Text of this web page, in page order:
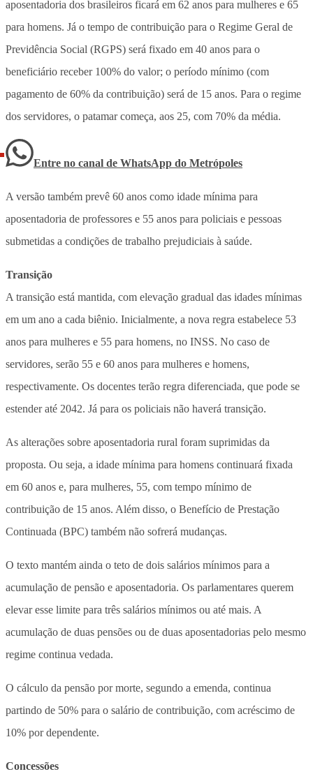
aposentadoria dos brasileiros ficará em 62 anos para mulheres e 65
para homens. Já o tempo de contribuição para o Regime Geral de
Previdência Social (RGPS) será fixado em 40 anos para o
beneficiário receber 100% do valor; o período mínimo (com
pagamento de 60% da contribuição) será de 15 anos. Para o regime
dos servidores, o patamar começa, aos 25, com 70% da média.
Entre no canal de WhatsApp do Metrópoles
A versão também prevê 60 anos como idade mínima para
aposentadoria de professores e 55 anos para policiais e pessoas
submetidas a condições de trabalho prejudiciais à saúde.
Transição
A transição está mantida, com elevação gradual das idades mínimas
em um ano a cada biênio. Inicialmente, a nova regra estabelece 53
anos para mulheres e 55 para homens, no INSS. No caso de
servidores, serão 55 e 60 anos para mulheres e homens,
respectivamente. Os docentes terão regra diferenciada, que pode se
estender até 2042. Já para os policiais não haverá transição.
As alterações sobre aposentadoria rural foram suprimidas da
proposta. Ou seja, a idade mínima para homens continuará fixada
em 60 anos e, para mulheres, 55, com tempo mínimo de
contribuição de 15 anos. Além disso, o Benefício de Prestação
Continuada (BPC) também não sofrerá mudanças.
O texto mantém ainda o teto de dois salários mínimos para a
acumulação de pensão e aposentadoria. Os parlamentares querem
elevar esse limite para três salários mínimos ou até mais. A
acumulação de duas pensões ou de duas aposentadorias pelo mesmo
regime continua vedada.
O cálculo da pensão por morte, segundo a emenda, continua
partindo de 50% para o salário de contribuição, com acréscimo de
10% por dependente.
Concessões